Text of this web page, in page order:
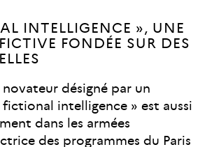
INTELLIGENCE », UNE
FONDÉE SUR DES
désigné par un
fictional intelligence » est aussi
dans les armées
des programmes du Paris